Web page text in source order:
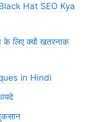
Hat SEO Kya
लिए क्यों खतरनाक
in Hindi